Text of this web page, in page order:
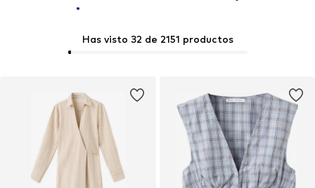
Has visto 32 de 2151 productos